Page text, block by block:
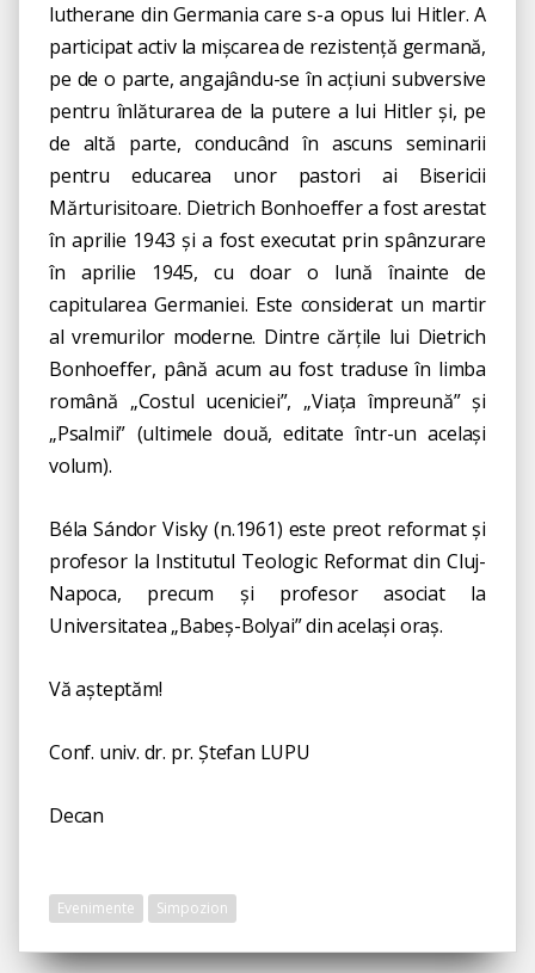
lutherane din Germania care s-a opus lui Hitler. A
participat activ la mișcarea de rezistență germană,
pe de o parte, angajându-se în acțiuni subversive
pentru înlăturarea de la putere a lui Hitler și, pe
de altă parte, conducând în ascuns seminarii
pentru educarea unor pastori ai Bisericii
Mărturisitoare. Dietrich Bonhoeffer a fost arestat
în aprilie 1943 și a fost executat prin spânzurare
în aprilie 1945, cu doar o lună înainte de
capitularea Germaniei. Este considerat un martir
al vremurilor moderne. Dintre cărțile lui Dietrich
Bonhoeffer, până acum au fost traduse în limba
română „Costul uceniciei”, „Viața împreună” și
„Psalmii” (ultimele două, editate într-un același
volum).
Béla Sándor Visky (n.1961) este preot reformat și
profesor la Institutul Teologic Reformat din Cluj-
Napoca, precum și profesor asociat la
Universitatea „Babeș-Bolyai” din același oraș.
Vă așteptăm!
Conf. univ. dr. pr. Ștefan LUPU
Decan
Evenimente Simpozion